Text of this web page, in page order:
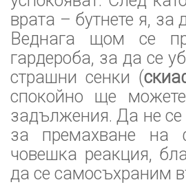
врата – бутнете я, за
Веднага щом се
гардероба, за да се
страшни сенки (
спокойно ще
задължения. Да не се
за премахване на
човешка реакция,
да се самосъхраним